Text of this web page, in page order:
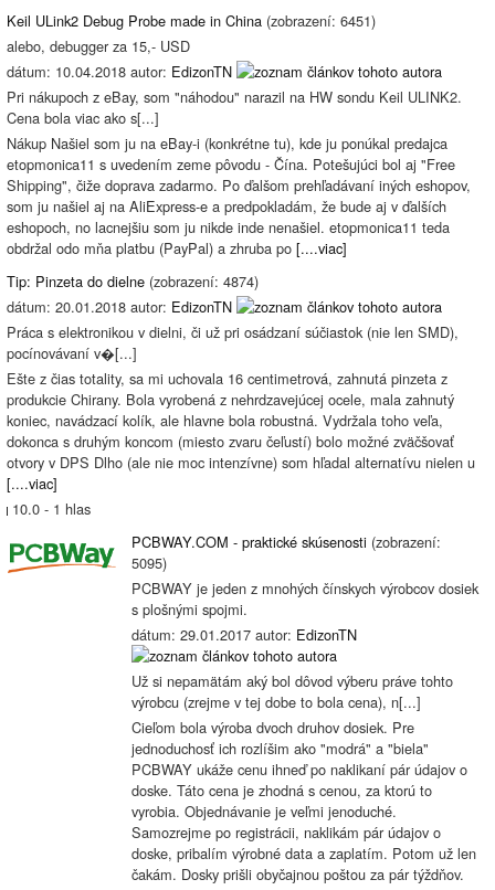
Keil ULink2 Debug Probe made in China (zobrazení: 6451)
alebo, debugger za 15,- USD
dátum: 10.04.2018 autor: EdizonTN
Pri nákupoch z eBay, som "náhodou" narazil na HW sondu Keil ULINK2.
Cena bola viac ako s[...]
Nákup Našiel som ju na eBay-i (konkrétne tu), kde ju ponúkal predajca
etopmonica11 s uvedením zeme pôvodu - Čína. Potešujúci bol aj "Free
Shipping", čiže doprava zadarmo. Po ďalšom prehľadávaní iných eshopov,
som ju našiel aj na AliExpress-e a predpokladám, že bude aj v ďalších
eshopoch, no lacnejšiu som ju nikde inde nenašiel. etopmonica11 teda
obdržal odo mňa platbu (PayPal) a zhruba po [....viac]
Tip: Pinzeta do dielne (zobrazení: 4874)
dátum: 20.01.2018 autor: EdizonTN
Práca s elektronikou v dielni, či už pri osádzaní súčiastok (nie len SMD),
pocínovávaní v�[...]
Ešte z čias totality, sa mi uchovala 16 centimetrová, zahnutá pinzeta z
produkcie Chirany. Bola vyrobená z nehrdzavejúcej ocele, mala zahnutý
koniec, navádzací kolík, ale hlavne bola robustná. Vydržala toho veľa,
dokonca s druhým koncom (miesto zvaru čeľustí) bolo možné zväčšovať
otvory v DPS Dlho (ale nie moc intenzívne) som hľadal alternatívu nielen u
[....viac]
10.0 - 1 hlas
PCBWAY.COM - praktické skúsenosti (zobrazení:
5095)
PCBWAY je jeden z mnohých čínskych výrobcov dosiek
s plošnými spojmi.
dátum: 29.01.2017 autor: EdizonTN
Už si nepamätám aký bol dôvod výberu práve tohto
výrobcu (zrejme v tej dobe to bola cena), n[...]
Cieľom bola výroba dvoch druhov dosiek. Pre
jednoduchosť ich rozlíšim ako "modrá" a "biela"
PCBWAY ukáže cenu ihneď po naklikaní pár údajov o
doske. Táto cena je zhodná s cenou, za ktorú to
vyrobia. Objednávanie je veľmi jenoduché.
Samozrejme po registrácii, naklikám pár údajov o
doske, pribalím výrobné data a zaplatím. Potom už len
čakám. Dosky prišli obyčajnou poštou za pár týždňov.